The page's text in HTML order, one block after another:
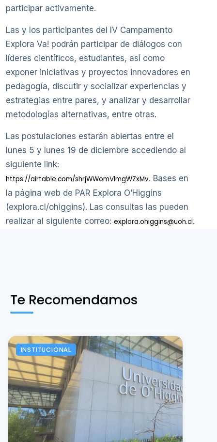
participar activamente.
Las y los participantes del IV Campamento
Explora Va! podrán participar de diálogos con
líderes científicos, estudiantes, así como
exponer iniciativas y proyectos innovadores en
pedagogía, discutir y socializar experiencias y
estrategias entre pares, y analizar y desarrollar
metodologías alternativas, entre otras.
Las postulaciones estarán abiertas entre el
lunes 5 y lunes 19 de diciembre accediendo al
siguiente link:
https://airtable.com/shrjWWomVlmgWZxMv. Bases en
la página web de PAR Explora O’Higgins
(explora.cl/ohiggins). Las consultas las pueden
realizar al siguiente correo: explora.ohiggins@uoh.cl.
Te Recomendamos
INSTITUCIONAL